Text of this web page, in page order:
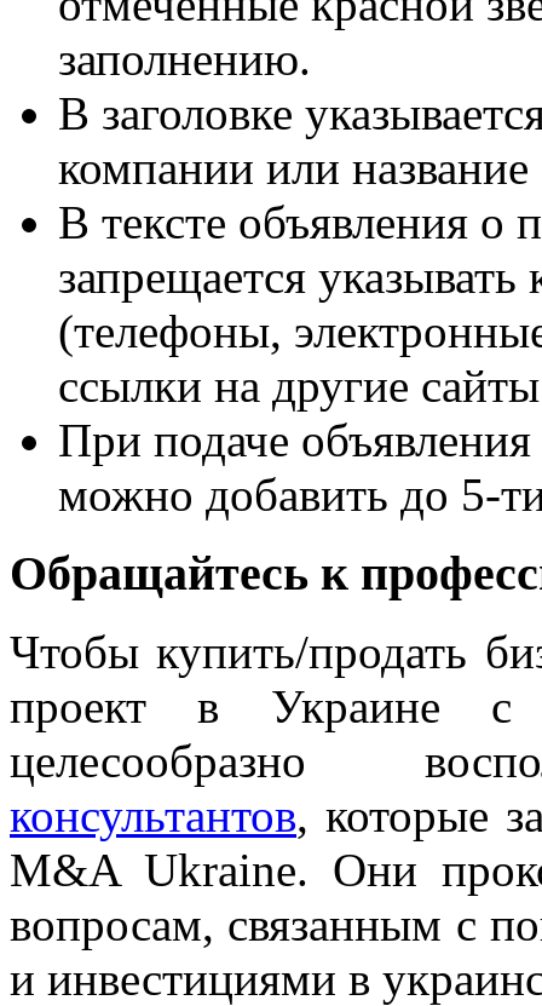
заполнению.
В заголовке
компании или
В тексте объявления о
запрещается
(телефоны,
ссылки на другие
При подаче
можно добавить до 5-
Обращайтесь к
Чтобы купить/продать
проект в Украине с
целесообразно
консультантов, которые
M&A Ukraine. Они
вопросам, связанным с
и инвестициями в